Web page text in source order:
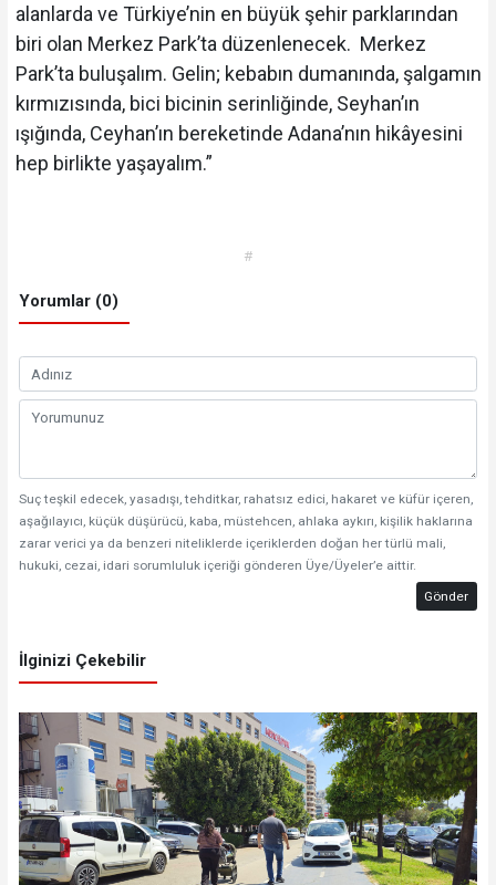
alanlarda ve Türkiye’nin en büyük şehir parklarından
biri olan Merkez Park’ta düzenlenecek. Merkez
Park’ta buluşalım. Gelin; kebabın dumanında, şalgamın
kırmızısında, bici bicinin serinliğinde, Seyhan’ın
ışığında, Ceyhan’ın bereketinde Adana’nın hikâyesini
hep birlikte yaşayalım.”
#
Yorumlar (0)
Suç teşkil edecek, yasadışı, tehditkar, rahatsız edici, hakaret ve küfür içeren,
aşağılayıcı, küçük düşürücü, kaba, müstehcen, ahlaka aykırı, kişilik haklarına
zarar verici ya da benzeri niteliklerde içeriklerden doğan her türlü mali,
hukuki, cezai, idari sorumluluk içeriği gönderen Üye/Üyeler’e aittir.
Gönder
İlginizi Çekebilir